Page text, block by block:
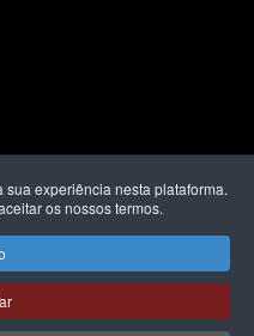
Footwear & Co.. Todos os
experiência nesta plataforma.
os nossos termos.